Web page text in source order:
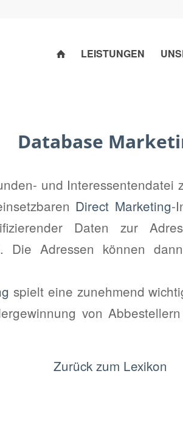
LEISTUNGEN
Database
und Interessentendatei
Direct Marketing-
Daten zur
Die Adressen können
spielt eine zunehmend
von
Zurück zum Lexikon